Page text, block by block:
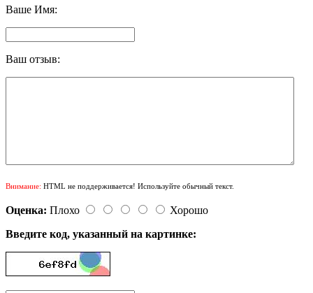
Ваше Имя:
Ваш отзыв:
Внимание: HTML не поддерживается! Используйте обычный текст.
Оценка: Плохо
Хорошо
Введите код, указанный на картинке: